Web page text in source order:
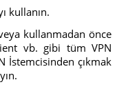
kullanın.
kullanmadan önce
vb. gibi tüm VPN
İstemcisinden çıkmak